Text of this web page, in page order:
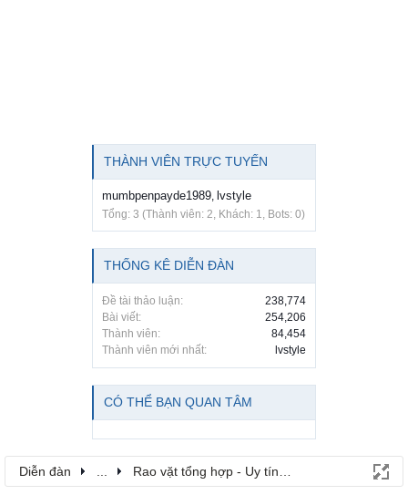
THÀNH VIÊN TRỰC TUYẾN
mumbpenpayde1989 lvstyle
Tổng: 3 (Thành viên: 2, Khách: 1, Bots: 0)
THỐNG KÊ DIỄN ĐÀN
Đề tài thảo luận:
238,774
Bài viết:
254,206
Thành viên:
84,454
Thành viên mới nhất:
lvstyle
CÓ THỂ BẠN QUAN TÂM
Diễn đàn Rao vặt tổng hợp - Uy tín - Miễn phí